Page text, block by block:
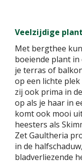
Veelzijdige plant
Met bergthee
boeiende plant in
je terras of
op een lichte
zij ook prima in
op als je haar in
komt ook mooi
heesters als
Zet Gaultheria
in de
bladverliezende